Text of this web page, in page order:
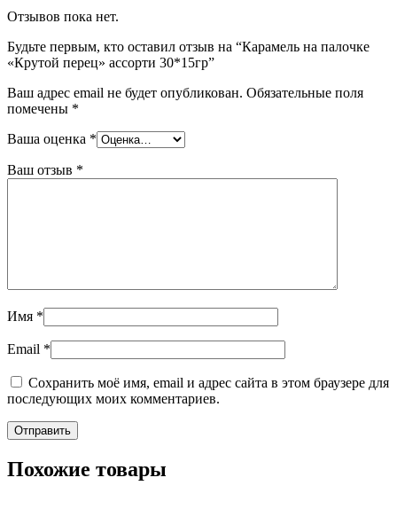
Отзывов пока нет.
Будьте первым, кто оставил отзыв на “Карамель на палочке
«Крутой перец» ассорти 30*15гр”
Ваш адрес email не будет опубликован. Обязательные поля
помечены *
Ваша оценка *
Ваш отзыв *
Имя *
Email *
Сохранить моё имя, email и адрес сайта в этом браузере для
последующих моих комментариев.
Похожие товары